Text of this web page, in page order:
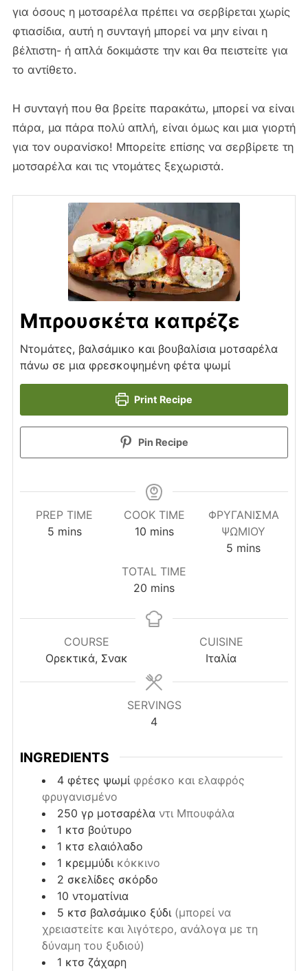
για όσους η μοτσαρέλα πρέπει να σερβίρεται χωρίς
φτιασίδια, αυτή η συνταγή μπορεί να μην είναι η
βέλτιστη- ή απλά δοκιμάστε την και θα πειστείτε για
το αντίθετο.
Η συνταγή που θα βρείτε παρακάτω, μπορεί να είναι
πάρα, μα πάρα πολύ απλή, είναι όμως και μια γιορτή
για τον ουρανίσκο! Μπορείτε επίσης να σερβίρετε τη
μοτσαρέλα και τις ντομάτες ξεχωριστά.
Μπρουσκέτα καπρέζε
Ντομάτες, βαλσάμικο και βουβαλίσια μοτσαρέλα
πάνω σε μια φρεσκοψημένη φέτα ψωμί
Print Recipe
Pin Recipe
PREP TIME
5minutes
mins
COOK TIME
10minutes
mins
ΦΡΥΓΑΝΙΣΜΑ
ΨΩΜΙΟΥ
5 minutes
mins
TOTAL TIME
20 minutes
mins
COURSE
Ορεκτικά, Σνακ
CUISINE
Ιταλία
SERVINGS
4
INGREDIENTS
4 φέτες ψωμί φρέσκο και ελαφρός
φρυγανισμένο
250 γρ μοτσαρέλα ντι Μπουφάλα
1 κτσ βούτυρο
1 κτσ ελαιόλαδο
1 κρεμμύδι κόκκινο
2 σκελίδες σκόρδο
10 ντοματίνια
5 κτσ βαλσάμικο ξύδι (μπορεί να
χρειαστείτε και λιγότερο, ανάλογα με τη
δύναμη του ξυδιού)
1 κτσ ζάχαρη